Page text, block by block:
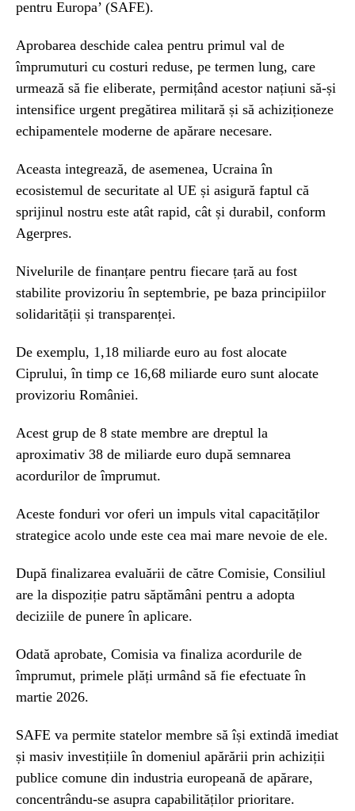
pentru Europa’ (SAFE).
Aprobarea deschide calea pentru primul val de
împrumuturi cu costuri reduse, pe termen lung, care
urmează să fie eliberate, permițând acestor națiuni să-și
intensifice urgent pregătirea militară și să achiziționeze
echipamentele moderne de apărare necesare.
Aceasta integrează, de asemenea, Ucraina în
ecosistemul de securitate al UE și asigură faptul că
sprijinul nostru este atât rapid, cât și durabil, conform
Agerpres.
Nivelurile de finanțare pentru fiecare țară au fost
stabilite provizoriu în septembrie, pe baza principiilor
solidarității și transparenței.
De exemplu, 1,18 miliarde euro au fost alocate
Ciprului, în timp ce 16,68 miliarde euro sunt alocate
provizoriu României.
Acest grup de 8 state membre are dreptul la
aproximativ 38 de miliarde euro după semnarea
acordurilor de împrumut.
Aceste fonduri vor oferi un impuls vital capacităților
strategice acolo unde este cea mai mare nevoie de ele.
După finalizarea evaluării de către Comisie, Consiliul
are la dispoziție patru săptămâni pentru a adopta
deciziile de punere în aplicare.
Odată aprobate, Comisia va finaliza acordurile de
împrumut, primele plăți urmând să fie efectuate în
martie 2026.
SAFE va permite statelor membre să își extindă imediat
și masiv investițiile în domeniul apărării prin achiziții
publice comune din industria europeană de apărare,
concentrându-se asupra capabilităților prioritare.